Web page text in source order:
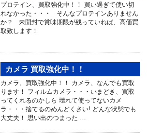
プロテイン、買取強化中！！ 買い過ぎて使い切
れなかった・・・ そんなプロテインありません
か？ 未開封で賞味期限が残っていれば、高価買
取致します！
カメラ 買取強化中！！
カメラ、買取強化中！！ カメラ、なんでも買取
ります！ フィルムカメラ・・・いまどき、買取
ってくれるのかしら 壊れて使ってないカメ
ラ・・・捨てるのめんどくさい! どんな状態でも
大丈夫！ 思い出のつまった …